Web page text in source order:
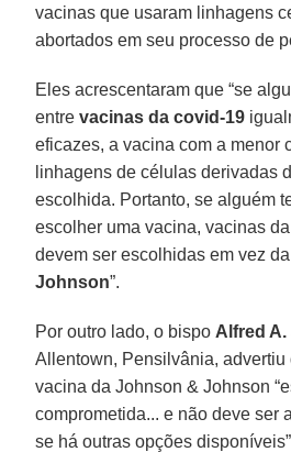
vacinas que usaram linhagens
abortados em seu processo de
Eles acrescentaram que “se
entrevacinas da covid-19
eficazes, a vacina com a menor
linhagens de células derivadas
escolhida. Portanto, se alguém
escolher uma vacina, vacinas
devem ser escolhidas em vez
Johnson”.
Por outro lado, o bispo Alfred
Allentown, Pensilvânia, advertiu
vacina da Johnson & Johnson
comprometida... e não deve ser
se há outras opções